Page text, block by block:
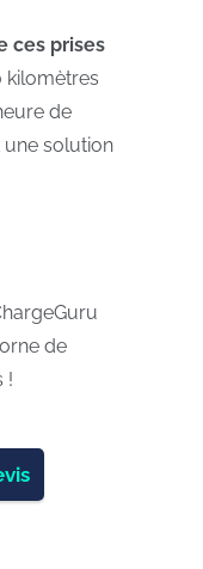
ces prises
kilomètres
de
une solution
de
!